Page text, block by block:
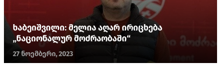
ხაბეიშვილი: მელია აღარ ირიცხება
„ნაციონალურ მოძრაობაში“
27 ნოემბერი, 2023